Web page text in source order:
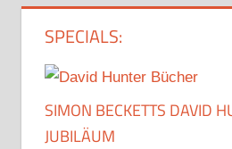
SPECIALS:
SIMON BECKETTS DAVID
JUBILÄUM